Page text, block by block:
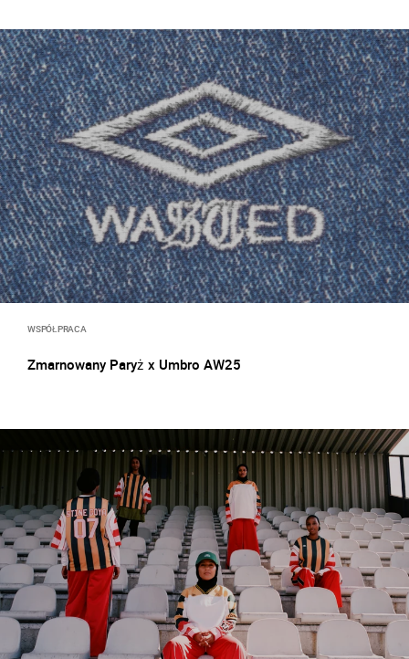
WSPÓŁPRACA
Zmarnowany Paryż x Umbro AW25